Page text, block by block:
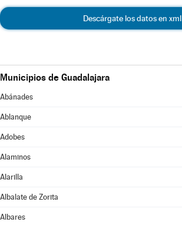
Descárgate los datos en xml
Municipios de Guadalajara
Abánades
Ablanque
Adobes
Alaminos
Alarilla
Albalate de Zorita
Albares